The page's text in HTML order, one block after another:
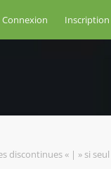
Connexion Inscription
discontinues « | » si